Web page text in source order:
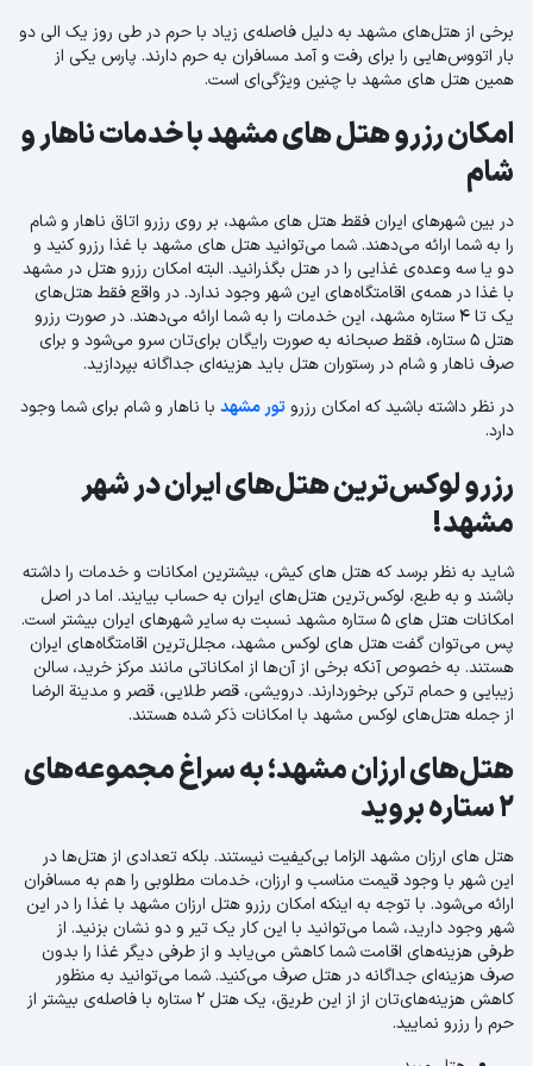
برخی از هتل‌های مشهد به دلیل فاصله‌ی زیاد با حرم در طی روز یک الی دو
بار اتووس‌هایی را برای رفت و آمد مسافران به حرم دارند. پارس یکی از
همین هتل های مشهد با چنین ویژگی‌ای است.
امکان رزرو هتل های مشهد با خدمات ناهار و
شام
در بین شهرهای ایران فقط هتل های مشهد، بر روی رزرو اتاق ناهار و شام
را به شما ارائه می‌دهند. شما می‌توانید هتل های مشهد با غذا رزرو کنید و
دو یا سه وعده‌ی غذایی را در هتل بگذرانید. البته امکان رزرو هتل در مشهد
با غذا در همه‌ی اقامتگاه‌های این شهر وجود ندارد. در واقع فقط هتل‌های
یک تا 4 ستاره مشهد، این خدمات را به شما ارائه می‌دهند. در صورت رزرو
هتل 5 ستاره، فقط صبحانه به صورت رایگان برای‌تان سرو می‌شود و برای
صرف ناهار و شام در رستوران هتل باید هزینه‌ای جداگانه بپردازید.
در نظر داشته باشید که امکان رزرو تور مشهد با ناهار و شام برای شما وجود
دارد.
رزرو لوکس‌ترین هتل‌های ایران در شهر
مشهد!
شاید به نظر برسد که هتل های کیش، بیشترین امکانات و خدمات را داشته
باشند و به طبع، لوکس‌ترین هتل‌های ایران به حساب بیایند. اما در اصل
امکانات هتل های 5 ستاره مشهد نسبت به سایر شهرهای ایران بیشتر است.
پس می‌توان گفت هتل های لوکس مشهد، مجلل‌ترین اقامتگاه‌های ایران
هستند. به خصوص آنکه برخی از آن‌ها از امکاناتی مانند مرکز خرید، سالن
زیبایی و حمام ترکی برخوردارند. درویشی، قصر طلایی، قصر و مدینة الرضا
از جمله هتل‌های لوکس مشهد با امکانات ذکر شده هستند.
هتل‌های ارزان مشهد؛ به سراغ مجموعه‌های
2 ستاره بروید
هتل های ارزان مشهد الزاما بی‌کیفیت نیستند. بلکه تعدادی از هتل‌ها در
این شهر با وجود قیمت مناسب و ارزان، خدمات مطلوبی را هم به مسافران
ارائه می‌شود. با توجه به اینکه امکان رزرو هتل ارزان مشهد با غذا را در این
شهر وجود دارید، شما می‌توانید با این کار یک تیر و دو نشان بزنید. از
طرفی هزینه‌های اقامت شما کاهش می‌یابد و از طرفی دیگر غذا را بدون
صرف هزینه‌ای جداگانه در هتل صرف می‌کنید. شما می‌توانید به منظور
کاهش هزینه‌های‌تان از از این طریق، یک هتل 2 ستاره با فاصله‌ی بیشتر از
حرم را رزرو نمایید.